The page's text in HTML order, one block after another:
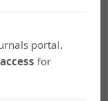
e
de
portal.
for